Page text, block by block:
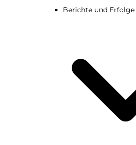
Berichte und Erfolge